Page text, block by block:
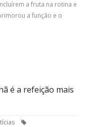
a fruta na rotina e
a função e o
é a refeição mais